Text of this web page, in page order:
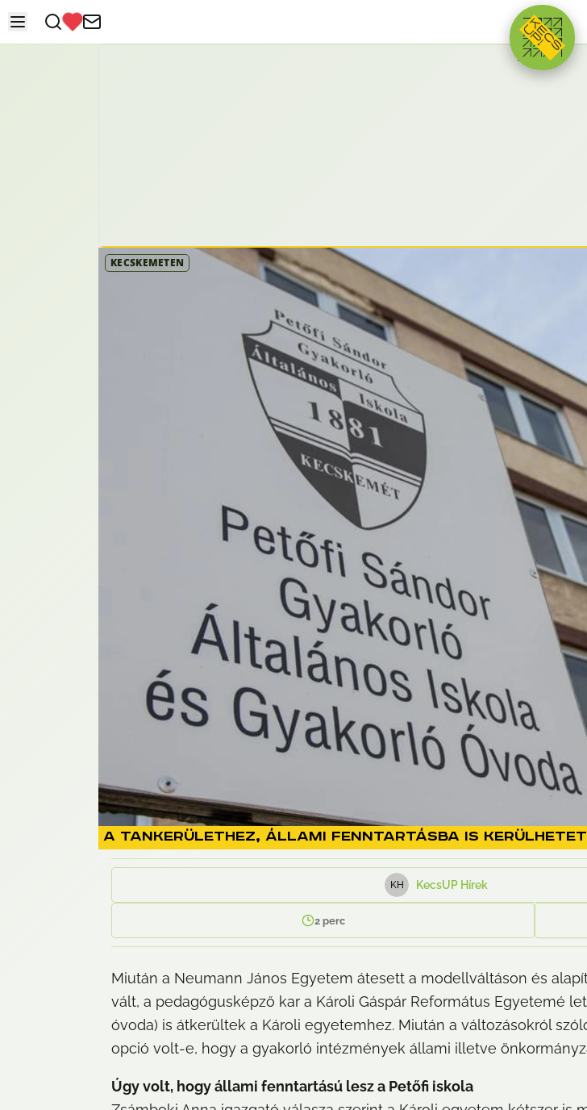
HIRDETÉS
KECSKEMÉTEN
A tankerülethez, állami fenntartásba is
KH KecsUP Hírek
2perc
Miután a Neumann János Egyetem átesett a modellváltáson és
vált, a pedagógusképző kar a Károli Gáspár Református Egyetemé
óvoda) is átkerültek a Károli egyetemhez. Miután a változásokról
opció volt-e, hogy a gyakorló intézmények állami illetve
Úgy volt, hogy állami fenntartású lesz a Petőfi iskola